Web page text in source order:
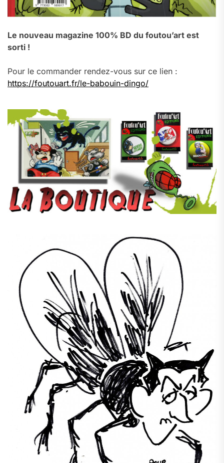
Le nouveau magazine 100% BD du foutou’art est
sorti !
Pour le commander rendez-vous sur ce lien :
https://foutouart.fr/le-babouin-dingo/